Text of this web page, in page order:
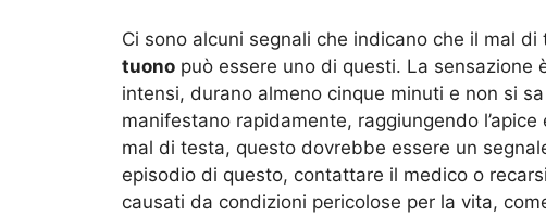
Ci sono alcuni segnali che indicano che il mal
tuono può essere uno di questi. La sensazione
intensi, durano almeno cinque minuti e non si
manifestano rapidamente, raggiungendo
mal di testa, questo dovrebbe essere un
episodio di questo, contattare il medico o
causati da condizioni pericolose per la vita,